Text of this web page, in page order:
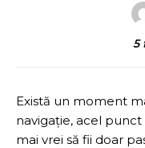
5
Există un moment
navigație, acel
mai vrei să fii doar